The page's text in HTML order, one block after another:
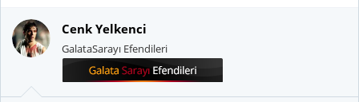
Cenk Yelkenci
GalataSarayı Efendileri